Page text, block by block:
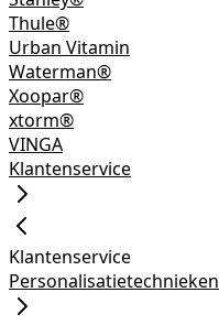
Thule®
Urban Vitamin
Waterman®
Xoopar®
xtorm®
VINGA
Klantenservice
Klantenservice
Personalisatietechnieken